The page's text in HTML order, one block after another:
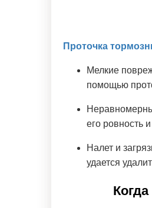
Проточка
Мелкие
помощью
его ровность
Налет и
удается